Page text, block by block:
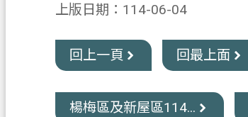
上版日期：114-06-04
回上一頁 回最上面
楊梅區及新屋區114...